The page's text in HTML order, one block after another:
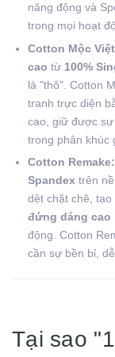
năng động và
trong mọi hoạt
Cotton Mộc
cao từ 100%
là "thô". Cotton
tranh trực diện
cao, giữ được
trong phân khúc
Cotton Remake:
Spandex trên
dệt chặt chẽ,
đứng dáng cao
động. Cotton
cần sự bền bỉ,
Tại sao